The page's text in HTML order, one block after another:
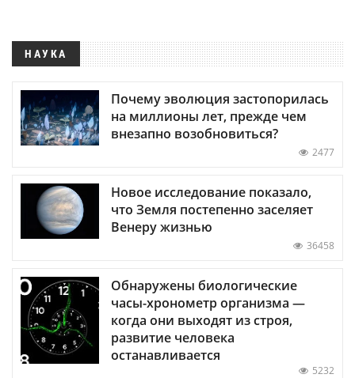
НАУКА
Почему эволюция застопорилась
на миллионы лет, прежде чем
внезапно возобновиться?
2477
Новое исследование показало,
что Земля постепенно заселяет
Венеру жизнью
36458
Обнаружены биологические
часы-хронометр организма —
когда они выходят из строя,
развитие человека
останавливается
5232